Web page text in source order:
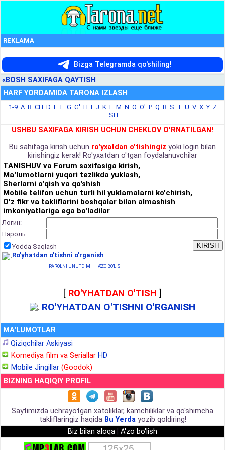
REKLAMA
Bizga Telegramda qo'shiling!
«BOSH SAXIFAGA QAYTISH
HARF YORDAMIDA TARONA IZLASH
1-9 A B CH D E F G G' H I J K L M N O O' P Q R S T U V X Y Z
SH
USHBU SAXIFAGA KIRISH UCHUN CHEKLOV O'RNATILGAN!
Bu sahifaga kirish uchun ro'yxatdan o'tishingiz yoki login bilan
kirishingiz kerak! Ro'yxatdan o'tgan foydalanuvchilar
TANISHUV va Forum saxifasiga kirish,
Ma'lumotlarni yuqori tezlikda yuklash,
Sherlarni o'qish va qo'shish
Mobile telifon uchun turli hil yuklamalarni ko'chirish,
O'z fikr va takliflarini boshqalar bilan almashish
imkoniyatlariga ega bo'ladilar
Логин:
Пароль:
Yodda Saqlash
Ro'yhatdan o'tishni o'rganish
PAROLNI UNUTDIM | A'ZO BO'LISH
[ RO'YHATDAN O'TISH ]
RO'YHATDAN O'TISHNI O'RGANISH
MA'LUMOTLAR
Qiziqchilar Askiyasi
Komediya film va Seriallar HD
Mobile Jingillar (Goodok)
BIZNING HAQIQIY PROFIL
Saytimizda uchrayotgan xatoliklar, kamchiliklar va qo'shimcha
takliflaringiz haqida Bu Yerdayozib qoldiring!
Biz bilan aloqa
A'zo bo'lish